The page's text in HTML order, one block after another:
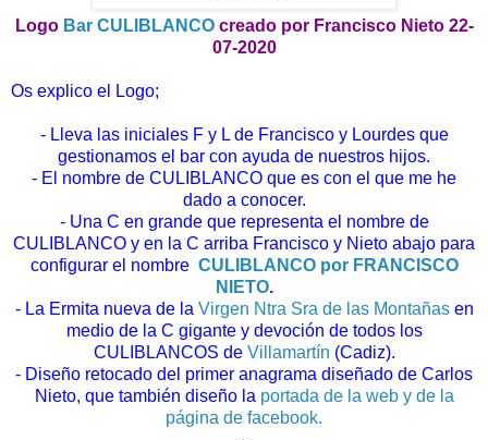
Logo Bar CULIBLANCOcreado por Francisco Nieto 22-
07-2020
Os explico el Logo;
- Lleva las iniciales F y L de Francisco y Lourdes que
gestionamos el bar con ayuda de nuestros hijos.
- El nombre de CULIBLANCO que es con el que me he
dado a conocer.
- Una C en grande que representa el nombre de
CULIBLANCO y en la C arriba Francisco y Nieto abajo para
configurar el nombre CULIBLANCO por FRANCISCO
NIETO.
- La Ermita nueva de la Virgen Ntra Sra de las Montañasen
medio de la C gigante y devoción de todos los
CULIBLANCOS de Villamartín (Cadiz).
- Diseño retocado del primer anagrama diseñado de Carlos
Nieto, que también diseño la portada de la web y de la
página de facebook.